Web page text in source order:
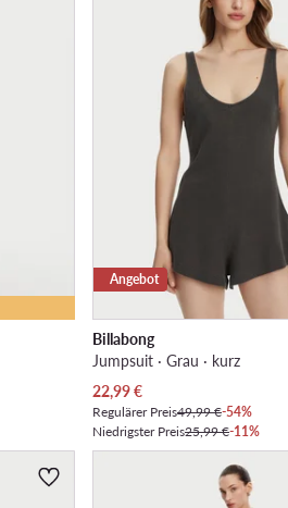
Angebot
Billabong
Jumpsuit · Grau · kurz
Aktueller Preis
22,99€
Regulärer Preis49,99 €-54%
Niedrigster Preis25,99 €-11%